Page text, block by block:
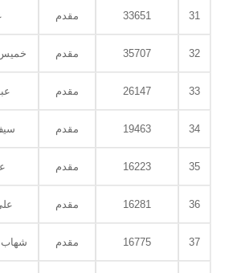
31
33651 مقدم
32
35707 مقدم
33
26147 مقدم
34
19463 مقدم
35
16223 مقدم
36
16281 مقدم
37
16775 مقدم